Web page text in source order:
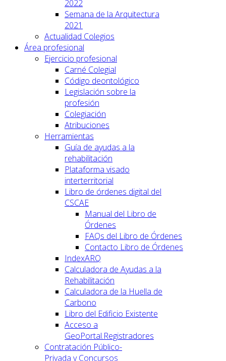
2022
Semana de la Arquitectura
2021
Actualidad Colegios
Área profesional
Ejercicio profesional
Carné Colegial
Código deontológico
Legislación sobre la
profesión
Colegiación
Atribuciones
Herramientas
Guía de ayudas a la
rehabilitación
Plataforma visado
interterritorial
Libro de órdenes digital del
CSCAE
Manual del Libro de
Órdenes
FAQs del Libro de Órdenes
Contacto Libro de Órdenes
IndexARQ
Calculadora de Ayudas a la
Rehabilitación
Calculadora de la Huella de
Carbono
Libro del Edificio Existente
Acceso a
GeoPortal.Registradores
Contratación Público-
Privada y Concursos